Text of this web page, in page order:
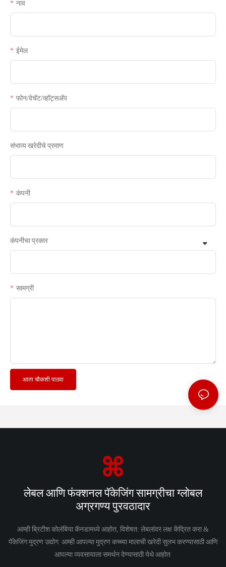
नाव
ईमेल
फोन/वेचॅट/व्हॉट्सअ‍ॅप
संभाव्य खरेदीचे प्रमाण
कंपनी
कंपनीचा प्रकार
सामग्री
आता चौकशी पाठवा
लेबल आणि फंक्शनल पॅकेजिंग सामग्रीचा ग्लोबल
अग्रगण्य पुरवठादार
आम्ही ब्रिटीश कोलंबिया कॅनडामध्ये आहोत, विशेषत: लेबलांवर लक्ष केंद्रित करा &
पॅकेजिंग मुद्रण उद्योग आम्ही आपल्या मुद्रण कच्च्या मालाची खरेदी सुलभ करण्यासाठी आणि
आपल्या व्यवसायाला समर्थन देण्यासाठी येथे आहोत